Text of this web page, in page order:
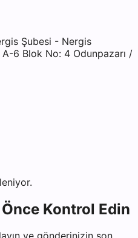
Şubesi - Nergis
A-6 Blok No: 4 Odunpazarı /
Kontrol Edin